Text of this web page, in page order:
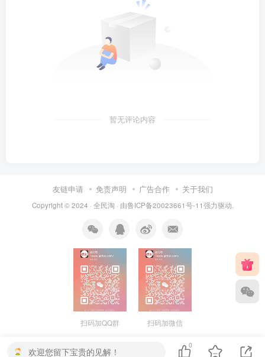
暂无评论内容
友链申请 免责声明 广告合作 关于我们
Copyright © 2024 · 全民淘 · 由鲁ICP备20023661号-11强力驱动.
扫码加QQ群 扫码加微信
欢迎您留下宝贵的见解！
0